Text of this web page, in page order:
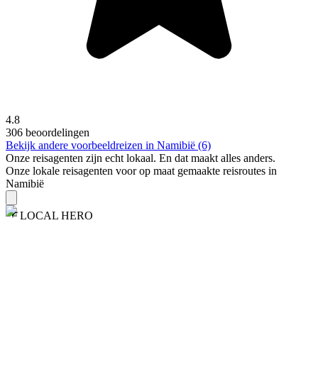
4.8
306 beoordelingen
Bekijk andere voorbeeldreizen in Namibië (6)
Onze reisagenten zijn echt lokaal. En dat maakt alles anders.
Onze lokale reisagenten voor op maat gemaakte reisroutes in
Namibië
LOCAL HERO